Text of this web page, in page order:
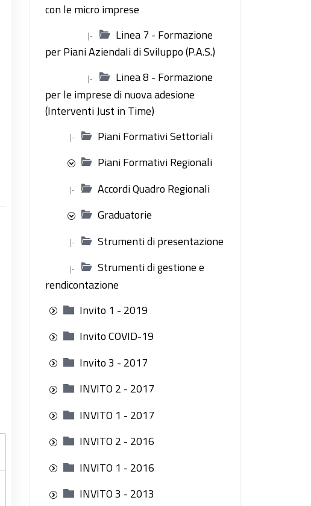
con le micro imprese
|-
Linea 7 - Formazione
per Piani Aziendali di Sviluppo (P.A.S.)
|-
Linea 8 - Formazione
per le imprese di nuova adesione
(Interventi Just in Time)
|-
Piani Formativi Settoriali
Piani Formativi Regionali
|-
Accordi Quadro Regionali
Graduatorie
|- Strumenti di presentazione
|-
Strumenti di gestione e
rendicontazione
Invito 1 - 2019
Invito COVID-19
Invito 3 - 2017
INVITO 2 - 2017
INVITO 1 - 2017
INVITO 2 - 2016
INVITO 1 - 2016
INVITO 3 - 2013